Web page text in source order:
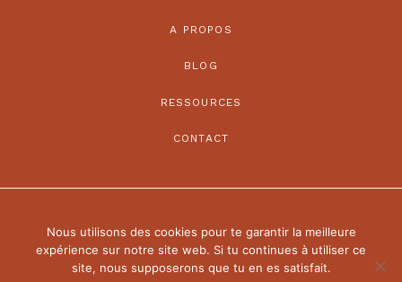
BLOG
RESSOURCES
CONTACT
A PROPOS
CONDITIONS G ÉNÉ RALES DE VENTE
© 2022 C ÉLINE VANO | TOUS DROITS RÉSERVÉS
MENTIONS LÉGALES
Nous utilisons des cookies pour te garantir la meilleure
expérience sur notre site web. Si tu continues à utiliser ce
site, nous supposerons que tu en es satisfait.